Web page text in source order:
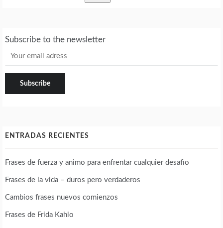
Subscribe to the newsletter
ENTRADAS RECIENTES
Frases de fuerza y animo para enfrentar cualquier desafio
Frases de la vida – duros pero verdaderos
Cambios frases nuevos comienzos
Frases de Frida Kahlo